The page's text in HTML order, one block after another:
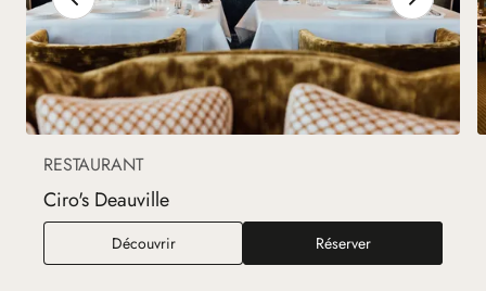
RESTAURANT
Ciro's Deauville
DécouvrirCiro's Deauville Réserver